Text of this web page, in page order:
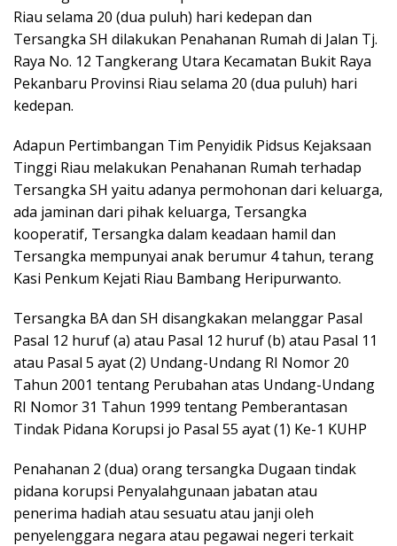
Riau selama 20 (dua puluh) hari kedepan dan
Tersangka SH dilakukan Penahanan Rumah di Jalan Tj.
Raya No. 12 Tangkerang Utara Kecamatan Bukit Raya
Pekanbaru Provinsi Riau selama 20 (dua puluh) hari
kedepan.
Adapun Pertimbangan Tim Penyidik Pidsus Kejaksaan
Tinggi Riau melakukan Penahanan Rumah terhadap
Tersangka SH yaitu adanya permohonan dari keluarga,
ada jaminan dari pihak keluarga, Tersangka
kooperatif, Tersangka dalam keadaan hamil dan
Tersangka mempunyai anak berumur 4 tahun, terang
Kasi Penkum Kejati Riau Bambang Heripurwanto.
Tersangka BA dan SH disangkakan melanggar Pasal
Pasal 12 huruf (a) atau Pasal 12 huruf (b) atau Pasal 11
atau Pasal 5 ayat (2) Undang-Undang RI Nomor 20
Tahun 2001 tentang Perubahan atas Undang-Undang
RI Nomor 31 Tahun 1999 tentang Pemberantasan
Tindak Pidana Korupsi jo Pasal 55 ayat (1) Ke-1 KUHP
Penahanan 2 (dua) orang tersangka Dugaan tindak
pidana korupsi Penyalahgunaan jabatan atau
penerima hadiah atau sesuatu atau janji oleh
penyelenggara negara atau pegawai negeri terkait